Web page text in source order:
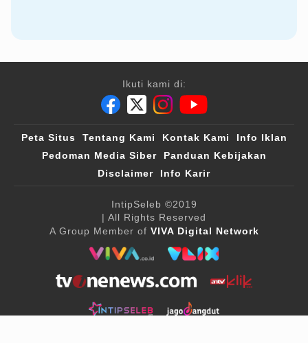
Ikuti kami di:
Peta Situs Tentang Kami Kontak Kami
Info Iklan
Pedoman Media Siber
Panduan Kebijakan
Disclaimer
Info Karir
IntipSeleb ©2019
| All Rights Reserved
A Group Member of VIVA Digital Network